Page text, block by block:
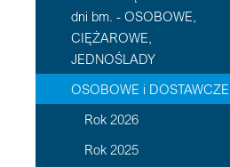
dni bm. - OSOBOWE,
CIĘŻAROWE,
JEDNOŚLADY
OSOBOWE i DOSTAWCZE
Rok 2026
Rok 2025